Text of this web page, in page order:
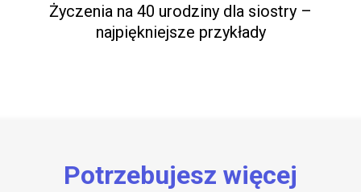
Życzenia na 40 urodziny dla siostry –
najpiękniejsze przykłady
Potrzebujesz więcej